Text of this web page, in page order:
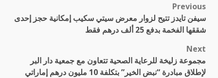
Post
navigation
Previous
سيفن تايدز تتيح لزوار معرض سيتي سكيب إمكانية حجز إحدى
شققها الفخمة بدفع 25 ألف درهم فقط
Next
مجموعة زليخة للرعاية الصحية تتعاون مع جمعية دار البر
لإطلاق مبادرة “نبض الخير” بتكلفة 10 مليون درهم إماراتي